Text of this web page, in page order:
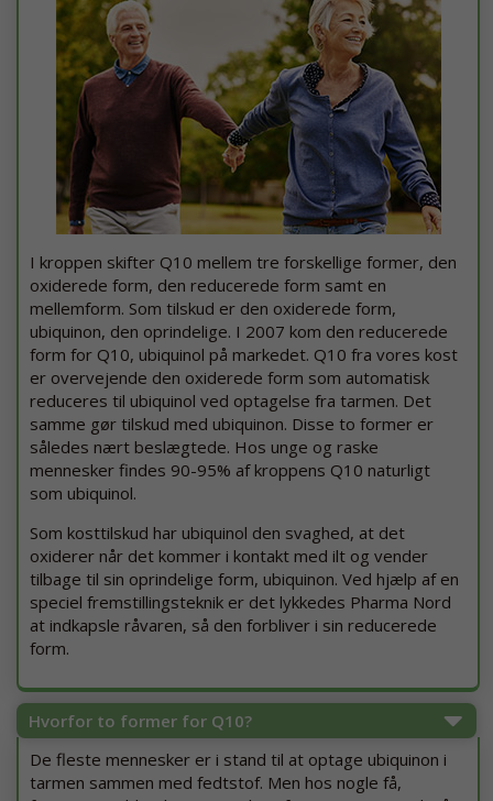
I kroppen skifter Q10 mellem tre forskellige former, den
oxiderede form, den reducerede form samt en
mellemform. Som tilskud er den oxiderede form,
ubiquinon, den oprindelige. I 2007 kom den reducerede
form for Q10, ubiquinol på markedet. Q10 fra vores kost
er overvejende den oxiderede form som automatisk
reduceres til ubiquinol ved optagelse fra tarmen. Det
samme gør tilskud med ubiquinon. Disse to former er
således nært beslægtede. Hos unge og raske
mennesker findes 90-95% af kroppens Q10 naturligt
som ubiquinol.
Som kosttilskud har ubiquinol den svaghed, at det
oxiderer når det kommer i kontakt med ilt og vender
tilbage til sin oprindelige form, ubiquinon. Ved hjælp af en
speciel fremstillingsteknik er det lykkedes Pharma Nord
at indkapsle råvaren, så den forbliver i sin reducerede
form.
Hvorfor to former for Q10?
De fleste mennesker er i stand til at optage ubiquinon i
tarmen sammen med fedtstof. Men hos nogle få,